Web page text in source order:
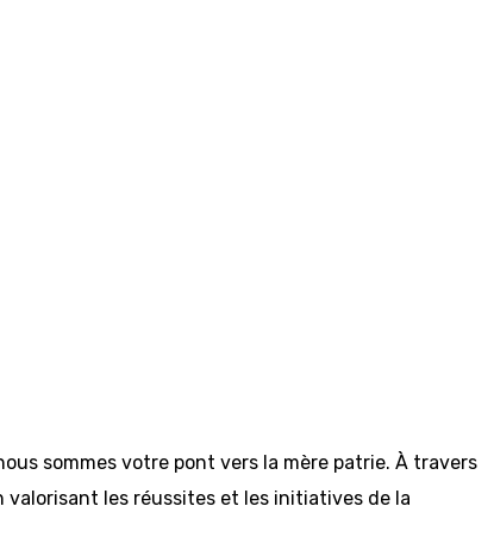
sommes votre pont vers la mère patrie. À travers
les réussites et les initiatives de la